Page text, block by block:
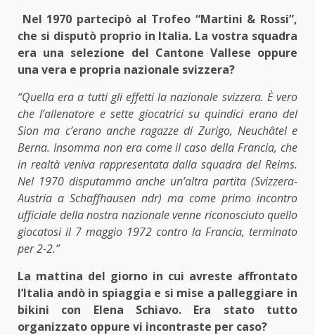
Nel 1970 partecipò al Trofeo “Martini & Rossi”,
che si disputò proprio in Italia. La vostra squadra
era una selezione del Cantone Vallese oppure
una vera e propria nazionale svizzera?
“Quella era a tutti gli effetti la nazionale svizzera. È vero
che l’allenatore e sette giocatrici su quindici erano del
Sion ma c’erano anche ragazze di Zurigo, Neuchâtel e
Berna. Insomma non era come il caso della Francia, che
in realtà veniva rappresentata dalla squadra del Reims.
Nel 1970 disputammo anche un’altra partita (Svizzera-
Austria a Schaffhausen ndr) ma come primo incontro
ufficiale della nostra nazionale venne riconosciuto quello
giocatosi il 7 maggio 1972 contro la Francia, terminato
per 2-2.”
La mattina del giorno in cui avreste affrontato
l’Italia andò in spiaggia e si mise a palleggiare in
bikini con Elena Schiavo. Era stato tutto
organizzato oppure vi incontraste per caso?